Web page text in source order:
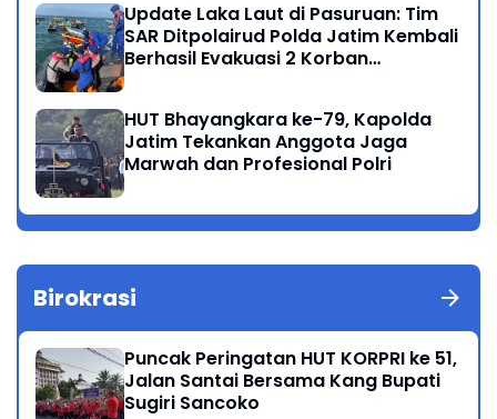
Update Laka Laut di Pasuruan: Tim
SAR Ditpolairud Polda Jatim Kembali
Berhasil Evakuasi 2 Korban
HUT Bhayangkara ke-79, Kapolda
Jatim Tekankan Anggota Jaga
Marwah dan Profesional Polri
Birokrasi
Puncak Peringatan HUT KORPRI ke 51,
Jalan Santai Bersama Kang Bupati
Sugiri Sancoko